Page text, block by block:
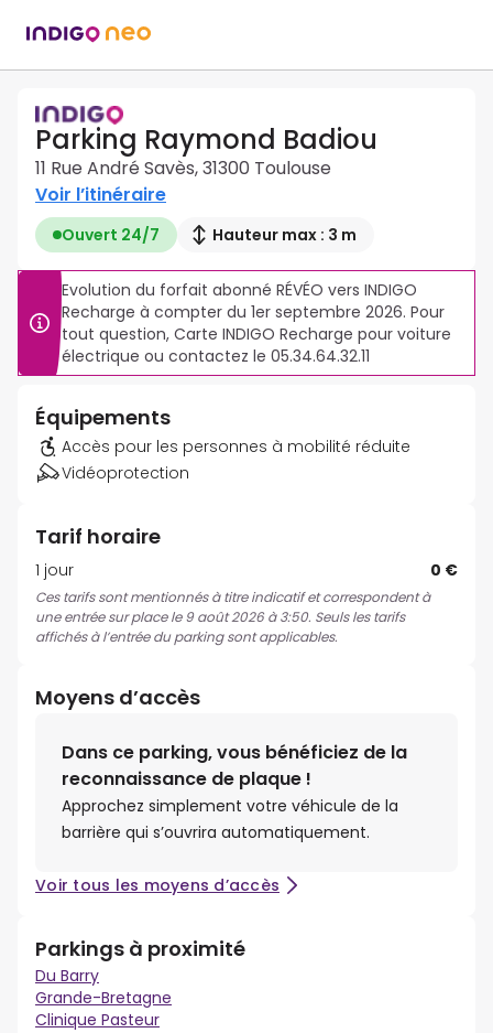
Parking Raymond Badiou
11 Rue André Savès, 31300 Toulouse
Voir l’itinéraire
Ouvert 24/7 Hauteur max : 3 m
Evolution du forfait abonné RÉVÉO vers INDIGO
Recharge à compter du 1er septembre 2026. Pour
tout question, Carte INDIGO Recharge pour voiture
électrique ou contactez le 05.34.64.32.11
Équipements
Accès pour les personnes à mobilité réduite
Vidéoprotection
Tarif horaire
1 jour 0 €
Ces tarifs sont mentionnés à titre indicatif et correspondent à
une entrée sur place le 9 août 2026 à 3:50. Seuls les tarifs
affichés à l’entrée du parking sont applicables.
Moyens d’accès
Dans ce parking, vous bénéficiez de la
reconnaissance de plaque !
Approchez simplement votre véhicule de la
barrière qui s’ouvrira automatiquement.
Voir tous les moyens d’accès
Parkings à proximité
Du Barry
Grande-Bretagne
Clinique Pasteur